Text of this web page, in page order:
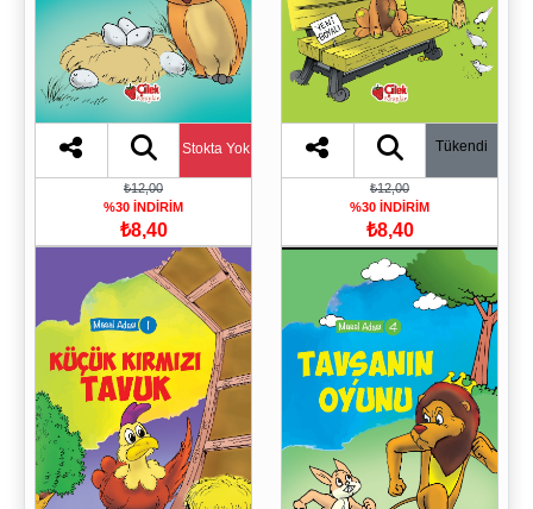
Stokta Yok
₺12,00
%30 İNDİRİM
₺8,40
Tükendi
₺12,00
%30 İNDİRİM
₺8,40